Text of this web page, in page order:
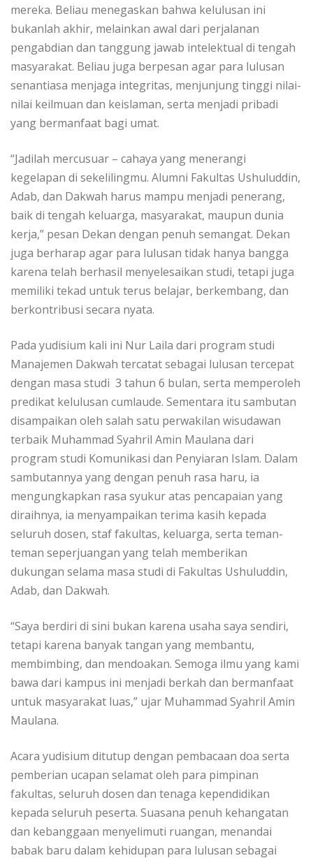
mereka. Beliau menegaskan bahwa kelulusan ini
bukanlah akhir, melainkan awal dari perjalanan
pengabdian dan tanggung jawab intelektual di tengah
masyarakat. Beliau juga berpesan agar para lulusan
senantiasa menjaga integritas, menjunjung tinggi nilai-
nilai keilmuan dan keislaman, serta menjadi pribadi
yang bermanfaat bagi umat.
“Jadilah mercusuar – cahaya yang menerangi
kegelapan di sekelilingmu. Alumni Fakultas Ushuluddin,
Adab, dan Dakwah harus mampu menjadi penerang,
baik di tengah keluarga, masyarakat, maupun dunia
kerja,” pesan Dekan dengan penuh semangat. Dekan
juga berharap agar para lulusan tidak hanya bangga
karena telah berhasil menyelesaikan studi, tetapi juga
memiliki tekad untuk terus belajar, berkembang, dan
berkontribusi secara nyata.
Pada yudisium kali ini Nur Laila dari program studi
Manajemen Dakwah tercatat sebagai lulusan tercepat
dengan masa studi 3 tahun 6 bulan, serta memperoleh
predikat kelulusan cumlaude. Sementara itu sambutan
disampaikan oleh salah satu perwakilan wisudawan
terbaik Muhammad Syahril Amin Maulana dari
program studi Komunikasi dan Penyiaran Islam. Dalam
sambutannya yang dengan penuh rasa haru, ia
mengungkapkan rasa syukur atas pencapaian yang
diraihnya, ia menyampaikan terima kasih kepada
seluruh dosen, staf fakultas, keluarga, serta teman-
teman seperjuangan yang telah memberikan
dukungan selama masa studi di Fakultas Ushuluddin,
Adab, dan Dakwah.
“Saya berdiri di sini bukan karena usaha saya sendiri,
tetapi karena banyak tangan yang membantu,
membimbing, dan mendoakan. Semoga ilmu yang kami
bawa dari kampus ini menjadi berkah dan bermanfaat
untuk masyarakat luas,” ujar Muhammad Syahril Amin
Maulana.
Acara yudisium ditutup dengan pembacaan doa serta
pemberian ucapan selamat oleh para pimpinan
fakultas, seluruh dosen dan tenaga kependidikan
kepada seluruh peserta. Suasana penuh kehangatan
dan kebanggaan menyelimuti ruangan, menandai
babak baru dalam kehidupan para lulusan sebagai